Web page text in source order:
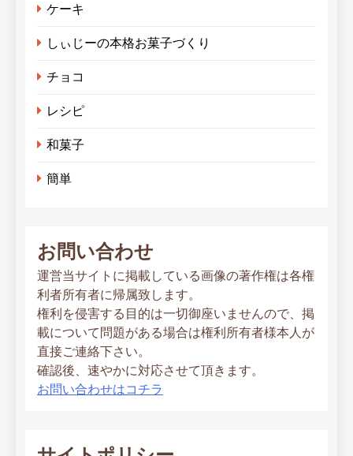
ケーキ
しぃじーの本格お菓子づくり
チョコ
レシピ
和菓子
簡単
お問い合わせ
運営当サイトに掲載している画像の著作権は各権
利者所有者に帰属致します。
権利を侵害する目的は一切御座いませんので、掲
載について問題がある場合は権利所有者様本人が
直接ご連絡下さい。
確認後、速やかに対応させて頂きます。
お問い合わせはコチラ